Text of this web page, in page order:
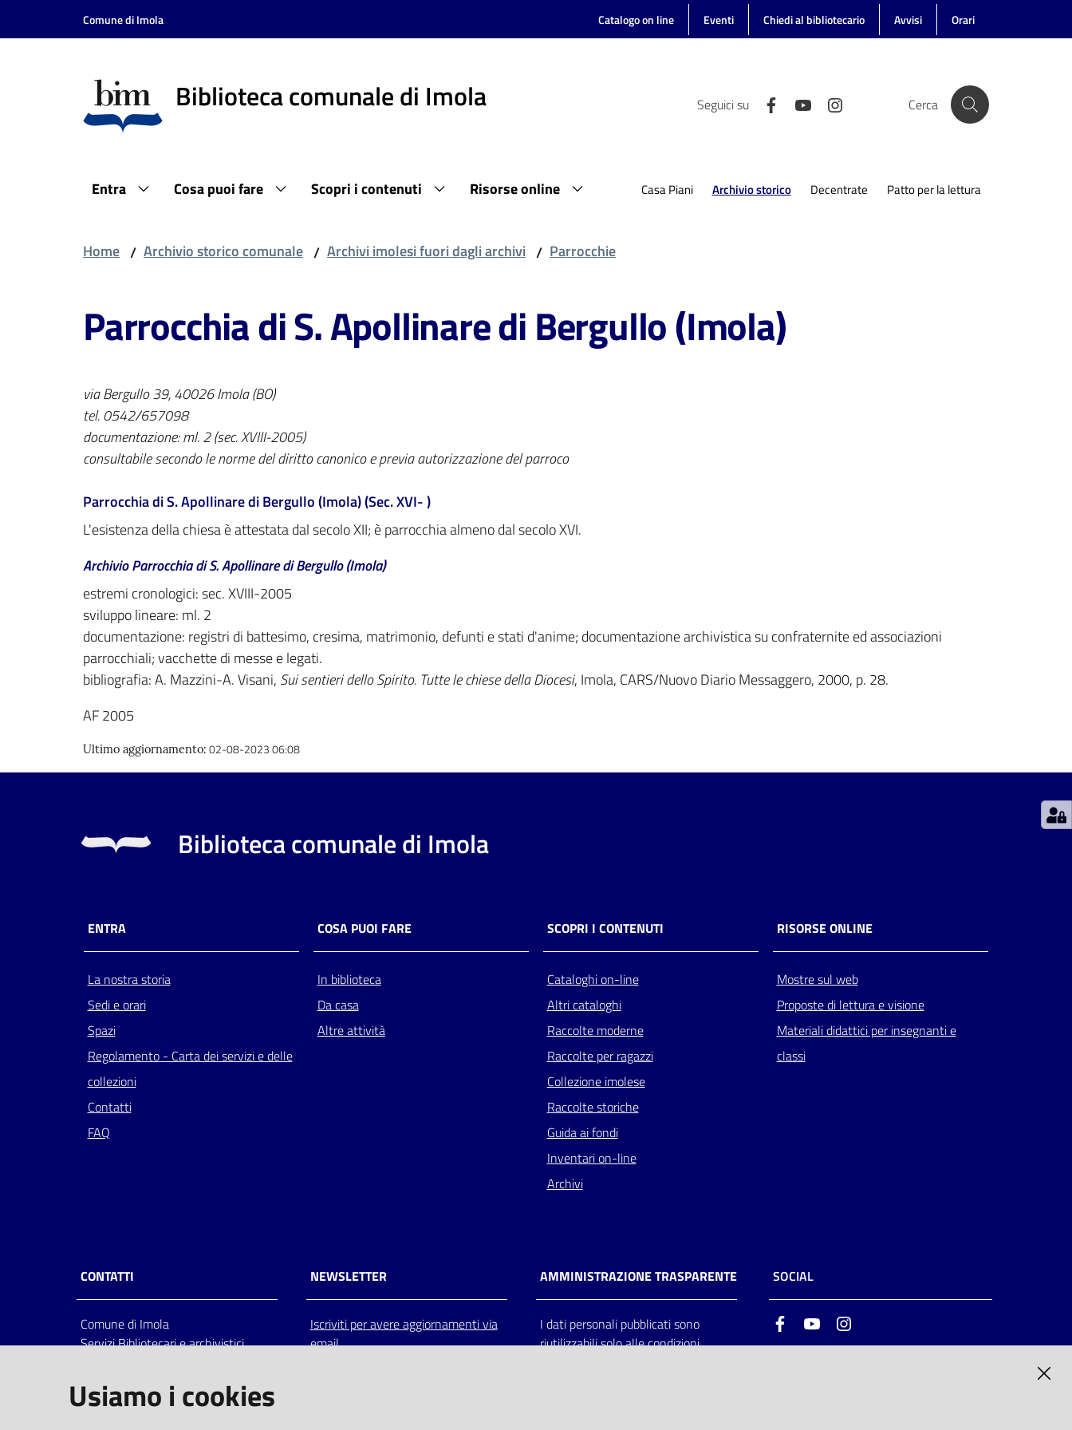
Vai al contenuto
Vai alla navigazione
Comune di Imola Catalogo on line Eventi Chiedi al bibliotecario Avvisi Orari
Biblioteca comunale di Imola Seguici su Cerca
Entra Cosa puoi fare Scopri i contenuti Risorse online Casa Piani Archivio storico
Menu selezionato Decentrate Patto per la lettura
Home / Archivio storico comunale / Archivi imolesi fuori dagli archivi / Parrocchie
Parrocchia di S. Apollinare di Bergullo (Imola)
via Bergullo 39, 40026 Imola (BO)
tel. 0542/657098
documentazione: ml. 2 (sec. XVIII-2005)
consultabile secondo le norme del diritto canonico e previa autorizzazione del parroco
Parrocchia di S. Apollinare di Bergullo (Imola) (Sec. XVI- )
L'esistenza della chiesa è attestata dal secolo XII; è parrocchia almeno dal secolo XVI.
Archivio Parrocchia di S. Apollinare di Bergullo (Imola)
estremi cronologici: sec. XVIII-2005
sviluppo lineare: ml. 2
documentazione: registri di battesimo, cresima, matrimonio, defunti e stati d'anime; documentazione archivistica su confraternite ed associazioni
parrocchiali; vacchette di messe e legati.
bibliografia: A. Mazzini-A. Visani, Sui sentieri dello Spirito. Tutte le chiese della Diocesi, Imola, CARS/Nuovo Diario Messaggero, 2000, p. 28.
AF 2005
Ultimo aggiornamento: 02-08-2023 06:08
Biblioteca comunale di Imola
ENTRA
La nostra storia
Sedi e orari
Spazi
Regolamento - Carta dei servizi e delle
collezioni
Contatti
FAQ
COSA PUOI FARE
In biblioteca
Da casa
Altre attività
SCOPRI I CONTENUTI
Cataloghi on-line
Altri cataloghi
Raccolte moderne
Raccolte per ragazzi
Collezione imolese
Raccolte storiche
Guida ai fondi
Inventari on-line
Archivi
RISORSE ONLINE
Mostre sul web
Proposte di lettura e visione
Materiali didattici per insegnanti e
classi
CONTATTI
Comune di Imola
Servizi Bibliotecari e archivistici
Italia
centralino: tel 0542.6026.36 fax
NEWSLETTER
Iscriviti per avere aggiornamenti via
email
AMMINISTRAZIONE TRASPARENTE
I dati personali pubblicati sono
riutilizzabili solo alle condizioni
SOCIAL
FacebookYoutube
Usiamo i cookies